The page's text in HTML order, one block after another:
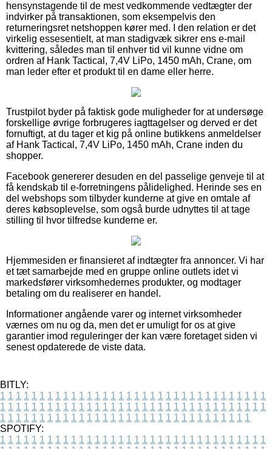
hensynstagende til de mest vedkommende vedtægter der
indvirker på transaktionen, som eksempelvis den
returneringsret netshoppen kører med. I den relation er det
virkelig essesentielt, at man stadigvæk sikrer ens e-mail
kvittering, således man til enhver tid vil kunne vidne om
ordren af Hank Tactical, 7,4V LiPo, 1450 mAh, Crane, om
man leder efter et produkt til en dame eller herre.
Trustpilot byder på faktisk gode muligheder for at undersøge
forskellige øvrige forbrugeres iagttagelser og derved er det
fornuftigt, at du tager et kig på online butikkens anmeldelser
af Hank Tactical, 7,4V LiPo, 1450 mAh, Crane inden du
shopper.
Facebook genererer desuden en del passelige genveje til at
få kendskab til e-forretningens pålidelighed. Herinde ses en
del webshops som tilbyder kunderne at give en omtale af
deres købsoplevelse, som også burde udnyttes til at tage
stilling til hvor tilfredse kunderne er.
Hjemmesiden er finansieret af indtægter fra annoncer. Vi har
et tæt samarbejde med en gruppe online outlets idet vi
markedsfører virksomhedernes produkter, og modtager
betaling om du realiserer en handel.
Informationer angående varer og internet virksomheder
værnes om nu og da, men det er umuligt for os at give
garantier imod reguleringer der kan være foretaget siden vi
senest opdaterede de viste data.
BITLY:
1 1 1 1 1 1 1 1 1 1 1 1 1 1 1 1 1 1 1 1 1 1 1 1 1 1 1 1 1 1 1 1 1 1
1 1 1 1 1 1 1 1 1 1 1 1 1 1 1 1 1 1 1 1 1 1 1 1 1 1 1 1 1 1 1 1 1 1
1 1 1 1 1 1 1 1 1 1 1 1 1 1 1 1 1 1 1 1 1 1 1 1 1 1 1 1 1 1 1 1
SPOTIFY:
1 1 1 1 1 1 1 1 1 1 1 1 1 1 1 1 1 1 1 1 1 1 1 1 1 1 1 1 1 1 1 1 1 1